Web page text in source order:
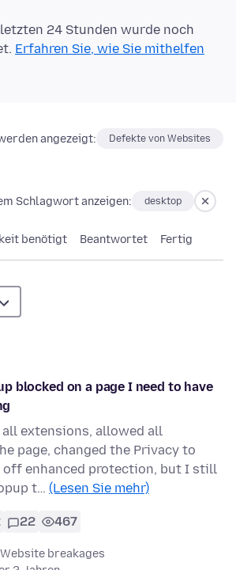
24 Stunden wurde noch
Erfahren Sie, wie Sie mithelfen
angezeigt: Defekte von Websites
Schlagwort anzeigen: desktop
benötigt Beantwortet Fertig
blocked on a page I need to have
extensions, allowed all
page, changed the Privacy to
off enhanced protection, but I still
t… (Lesen Sie mehr)
22 467
Website breakages